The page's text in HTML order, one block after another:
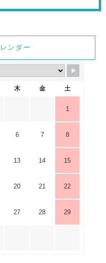
ンダー
木 金 土
1
6 7 8
13 14 15
20 21 22
27 28 29